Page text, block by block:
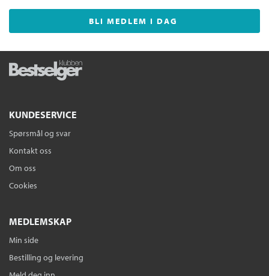
BLI MEDLEM I DAG
KUNDESERVICE
Spørsmål og svar
Kontakt oss
Om oss
Cookies
MEDLEMSKAP
Min side
Bestilling og levering